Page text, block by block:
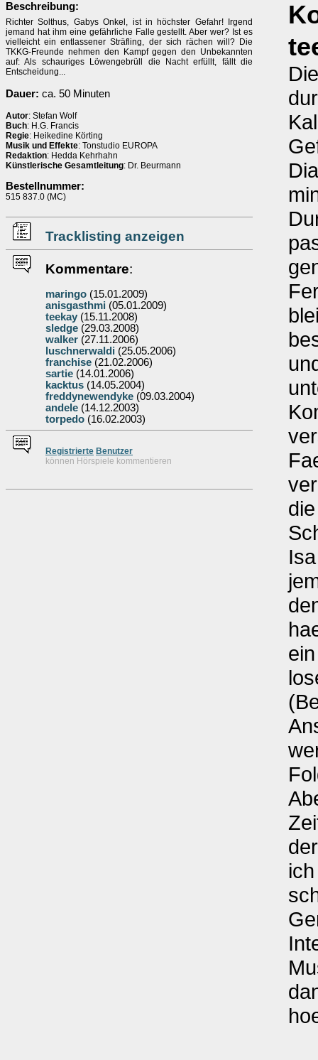
Beschreibung:
Richter Solthus, Gabys Onkel, ist in höchster Gefahr! Irgend
jemand hat ihm eine gefährliche Falle gestellt. Aber wer? Ist es
vielleicht ein entlassener Sträfling, der sich rächen will? Die
TKKG-Freunde nehmen den Kampf gegen den Unbekannten
auf: Als schauriges Löwengebrüll die Nacht erfüllt, fällt die
Entscheidung...
Dauer: ca. 50 Minuten
Autor: Stefan Wolf
Buch: H.G. Francis
Regie: Heikedine Körting
Musik und Effekte: Tonstudio EUROPA
Redaktion: Hedda Kehrhahn
Künstlerische Gesamtleitung: Dr. Beurmann
Bestellnummer:
515 837.0 (MC)
Tracklisting anzeigen
Kommentare:
maringo (15.01.2009)
anisgasthmi (05.01.2009)
teekay (15.11.2008)
sledge (29.03.2008)
walker (27.11.2006)
luschnerwaldi (25.05.2006)
franchise (21.02.2006)
sartie (14.01.2006)
kacktus (14.05.2004)
freddynewendyke (09.03.2004)
andele (14.12.2003)
torpedo (16.02.2003)
Registrierte Benutzer
können Hörspiele kommentieren